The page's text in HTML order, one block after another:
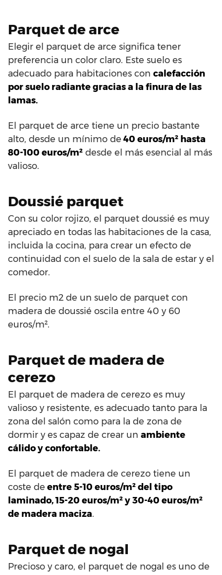
Parquet de arce
Elegir el parquet de arce significa tener
preferencia un color claro. Este suelo es
adecuado para habitaciones con calefacción
por suelo radiante gracias a la finura de las
lamas.
El parquet de arce tiene un precio bastante
alto, desde un mínimo de 40 euros/m² hasta
80-100 euros/m² desde el más esencial al más
valioso.
Doussié parquet
Con su color rojizo, el parquet doussié es muy
apreciado en todas las habitaciones de la casa,
incluida la cocina, para crear un efecto de
continuidad con el suelo de la sala de estar y el
comedor.
El precio m2 de un suelo de parquet con
madera de doussié oscila entre 40 y 60
euros/m².
Parquet de madera de
cerezo
El parquet de madera de cerezo es muy
valioso y resistente, es adecuado tanto para la
zona del salón como para la de zona de
dormir y es capaz de crear un ambiente
cálido y confortable.
El parquet de madera de cerezo tiene un
coste de entre 5-10 euros/m² del tipo
laminado, 15-20 euros/m² y 30-40 euros/m²
de madera maciza.
Parquet de nogal
Precioso y caro, el parquet de nogal es uno de